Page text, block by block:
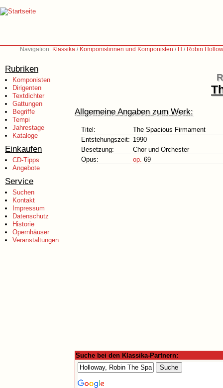
Navigation: Klassika / Komponistinnen und Komponisten / H / Robin
Rubriken
Komponisten
Dirigenten
Textdichter
Gattungen
Begriffe
Tempi
Jahrestage
Kataloge
Einkaufen
CD-Tipps
Angebote
Service
Suchen
Kontakt
Impressum
Datenschutz
Historie
Opernhäuser
Veranstaltungen
Allgemeine Angaben zum Werk:
Titel:
The Spacious Firmament
Entstehungszeit: 1990
Besetzung:
Chor und Orchester
Opus:
op. 69
Suche bei den Klassika-Partnern: